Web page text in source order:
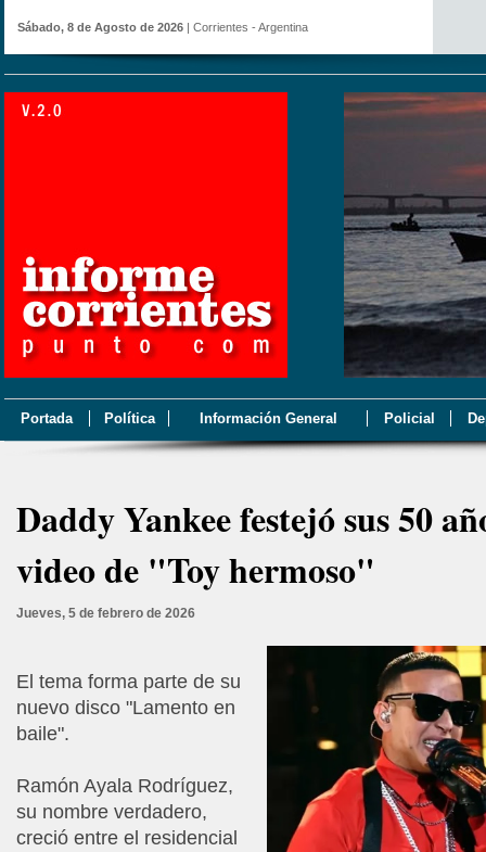
Sábado, 8 de Agosto de 2026 | Corrientes - Argentina
Portada Política Información General Policial
Daddy Yankee festejó sus 50
video de "Toy hermoso"
Jueves, 5 de febrero de 2026
El tema forma parte de su
nuevo disco "Lamento en
baile".
Ramón Ayala Rodríguez,
su nombre verdadero,
creció entre el residencial